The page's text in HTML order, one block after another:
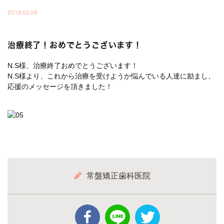
2018.02.08
治療終了！おめでとうございます！
N.S様、治療終了おめでとうございます！
N.S様より、これから治療を受けようか悩んでいる人達に励まし、
応援のメッセージを頂きました！
常盤矯正歯科医院